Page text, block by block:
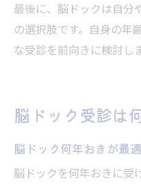
最後に、脳ドックは自分
の選択肢です。自身の年
な受診を前向きに検討し
脳ドック受診は
脳ドック何年おきが最
脳ドックを何年おきに受